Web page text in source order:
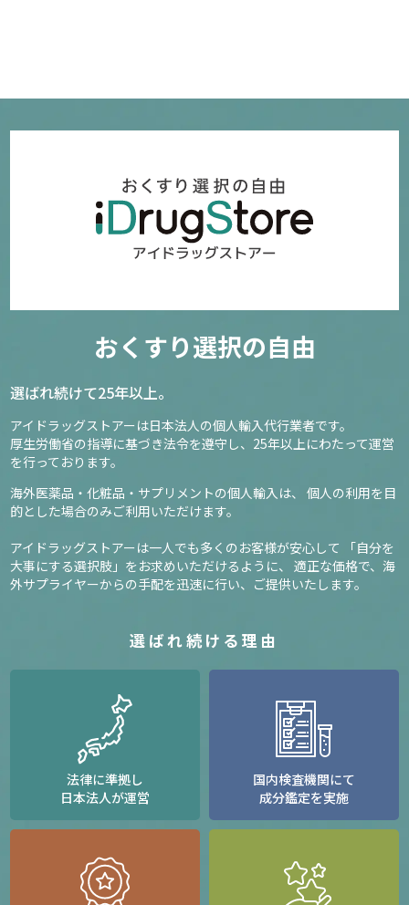
確認／選び直す
おくすり選択の自由
選ばれ続けて25年以上。
アイドラッグストアーは日本法人の個人輸入代行業者です。
厚生労働省の指導に基づき法令を遵守し、 25年以上にわたって運営
を行っております。
海外医薬品・化粧品・サプリメントの個人輸入は、
個人の利用を目
的とした場合のみご利用いただけます。
アイドラッグストアーは一人でも多くのお客様が安心して
「自分を
大事にする選択肢」をお求めいただけるように、
適正な価格で、海
外サプライヤーからの手配を迅速に行い、ご提供いたします。
選ばれ続ける理由
法律に準拠し
日本法人が運営
国内検査機関にて
成分鑑定を実施